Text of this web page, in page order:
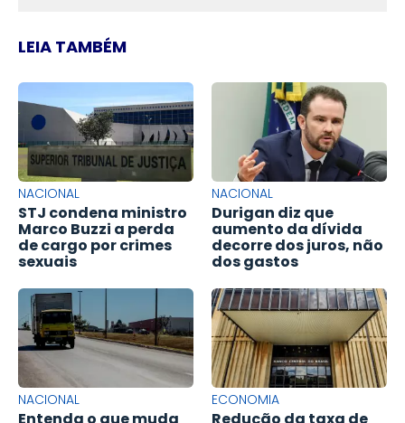
LEIA TAMBÉM
NACIONAL
STJ condena ministro
Marco Buzzi a perda
de cargo por crimes
sexuais
NACIONAL
Durigan diz que
aumento da dívida
decorre dos juros, não
dos gastos
NACIONAL ECONOMIA